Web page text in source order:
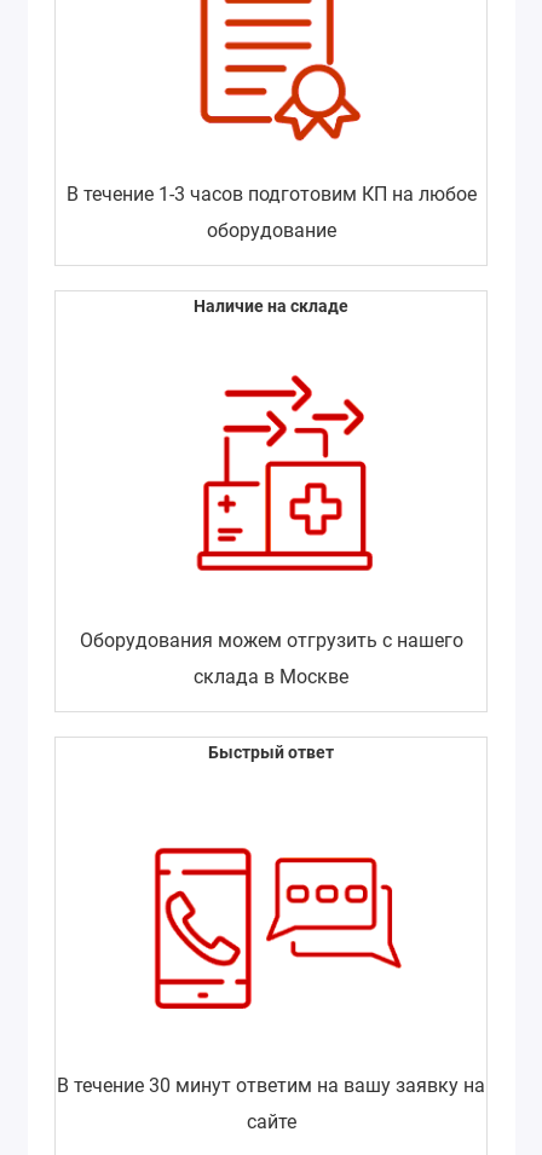
В течение 1-3 часов подготовим КП на любое
оборудование
Наличие на складе
Оборудования можем отгрузить с нашего
склада в Москве
Быстрый ответ
В течение 30 минут ответим на вашу заявку на
сайте